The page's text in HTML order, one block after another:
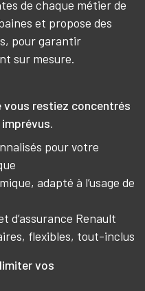
de chaque métierde
et propose des
pourgarantir
sur mesure.
vous restiez concentrés
pour votre
adapté à l’usage de
d’assurance Renault
flexibles, tout-inclus
vos